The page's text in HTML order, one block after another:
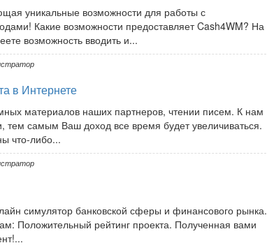
уникальные возможности для работы с
Какие возможности предоставляет Cash4WM? На
возможность вводить и...
в Интернете
материалов наших партнеров, чтении писем. К нам
самым Ваш доход все время будет увеличиваться.
что-либо...
симулятор банковской сферы и финансового рынка.
Положительный рейтинг проекта. Полученная вами